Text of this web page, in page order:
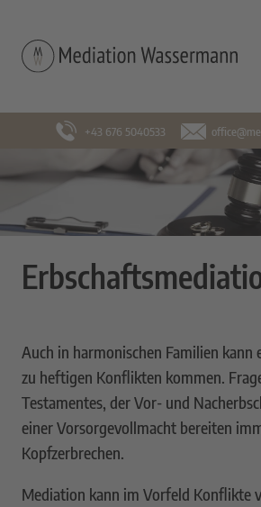
+43 676 5040533
Auch in harmonischen Familien kann
zu heftigen Konflikten kommen.
Testamentes, der Vor- und
einer Vorsorgevollmacht bereiten
Kopfzerbrechen.
Mediation kann im Vorfeld Konflikte